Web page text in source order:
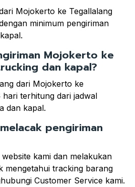
Mojokerto ke Tegallalang
minimum pengiriman
Mojokerto ke
dan kapal?
dari Mojokerto ke
hari terhitung dari jadwal
dan kapal.
pengiriman
kami dan melakukan
mengetahui tracking barang
Customer Service kami.